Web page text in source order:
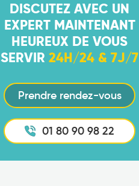
DISCUTEZ AVEC UN
EXPERT MAINTENANT
HEUREUX DE VOUS
SERVIR24H/24 & 7J/7
Prendre rendez-vous
01 80 90 98 22